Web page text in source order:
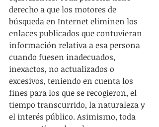
derecho a que los motores de
búsqueda en Internet eliminen los
enlaces publicados que contuvieran
información relativa a esa persona
cuando fuesen inadecuados,
inexactos, no actualizados o
excesivos, teniendo en cuenta los
fines para los que se recogieron, el
tiempo transcurrido, la naturaleza y
el interés público. Asimismo, toda